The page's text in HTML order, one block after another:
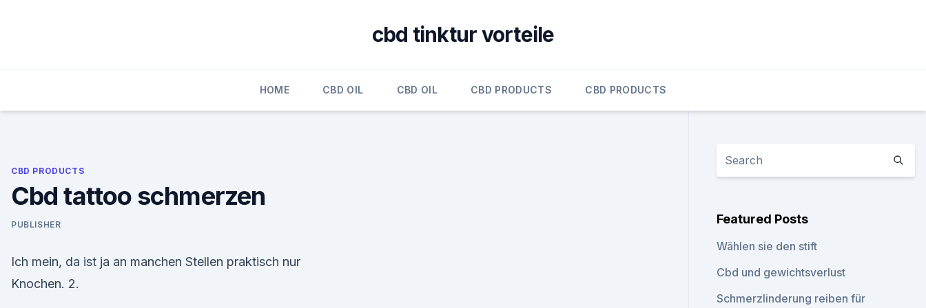
cbd tinktur vorteile
HOME CBD OIL CBD OIL CBD PRODUCTS CBD PRODUCTS
CBD PRODUCTS
Cbd tattoo schmerzen
PUBLISHER
Ich mein, da ist ja an manchen Stellen praktisch nur
Knochen. 2.
Featured Posts
Wählen sie den stift
Cbd und gewichtsverlust
Schmerzlinderung reiben für